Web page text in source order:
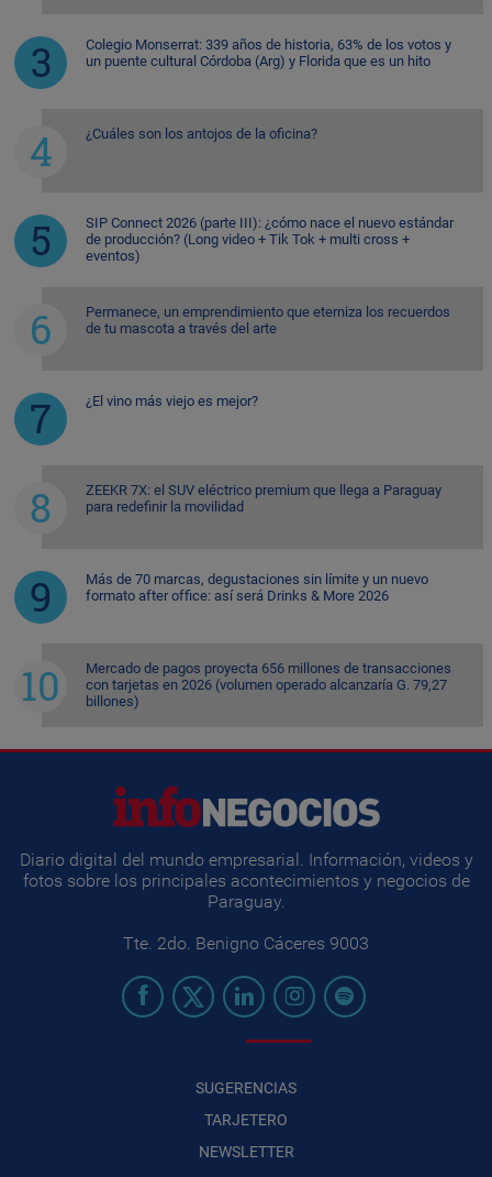
Colegio Monserrat: 339 años de historia, 63% de los votos y
un puente cultural Córdoba (Arg) y Florida que es un hito
¿Cuáles son los antojos de la oficina?
SIP Connect 2026 (parte III): ¿cómo nace el nuevo estándar
de producción? (Long video + Tik Tok + multi cross +
eventos)
Permanece, un emprendimiento que eterniza los recuerdos
de tu mascota a través del arte
¿El vino más viejo es mejor?
ZEEKR 7X: el SUV eléctrico premium que llega a Paraguay
para redefinir la movilidad
Más de 70 marcas, degustaciones sin límite y un nuevo
formato after office: así será Drinks & More 2026
Mercado de pagos proyecta 656 millones de transacciones
con tarjetas en 2026 (volumen operado alcanzaría G. 79,27
billones)
Diario digital del mundo empresarial. Información, videos y
fotos sobre los principales acontecimientos y negocios de
Paraguay.
Tte. 2do. Benigno Cáceres 9003
SUGERENCIAS
TARJETERO
NEWSLETTER